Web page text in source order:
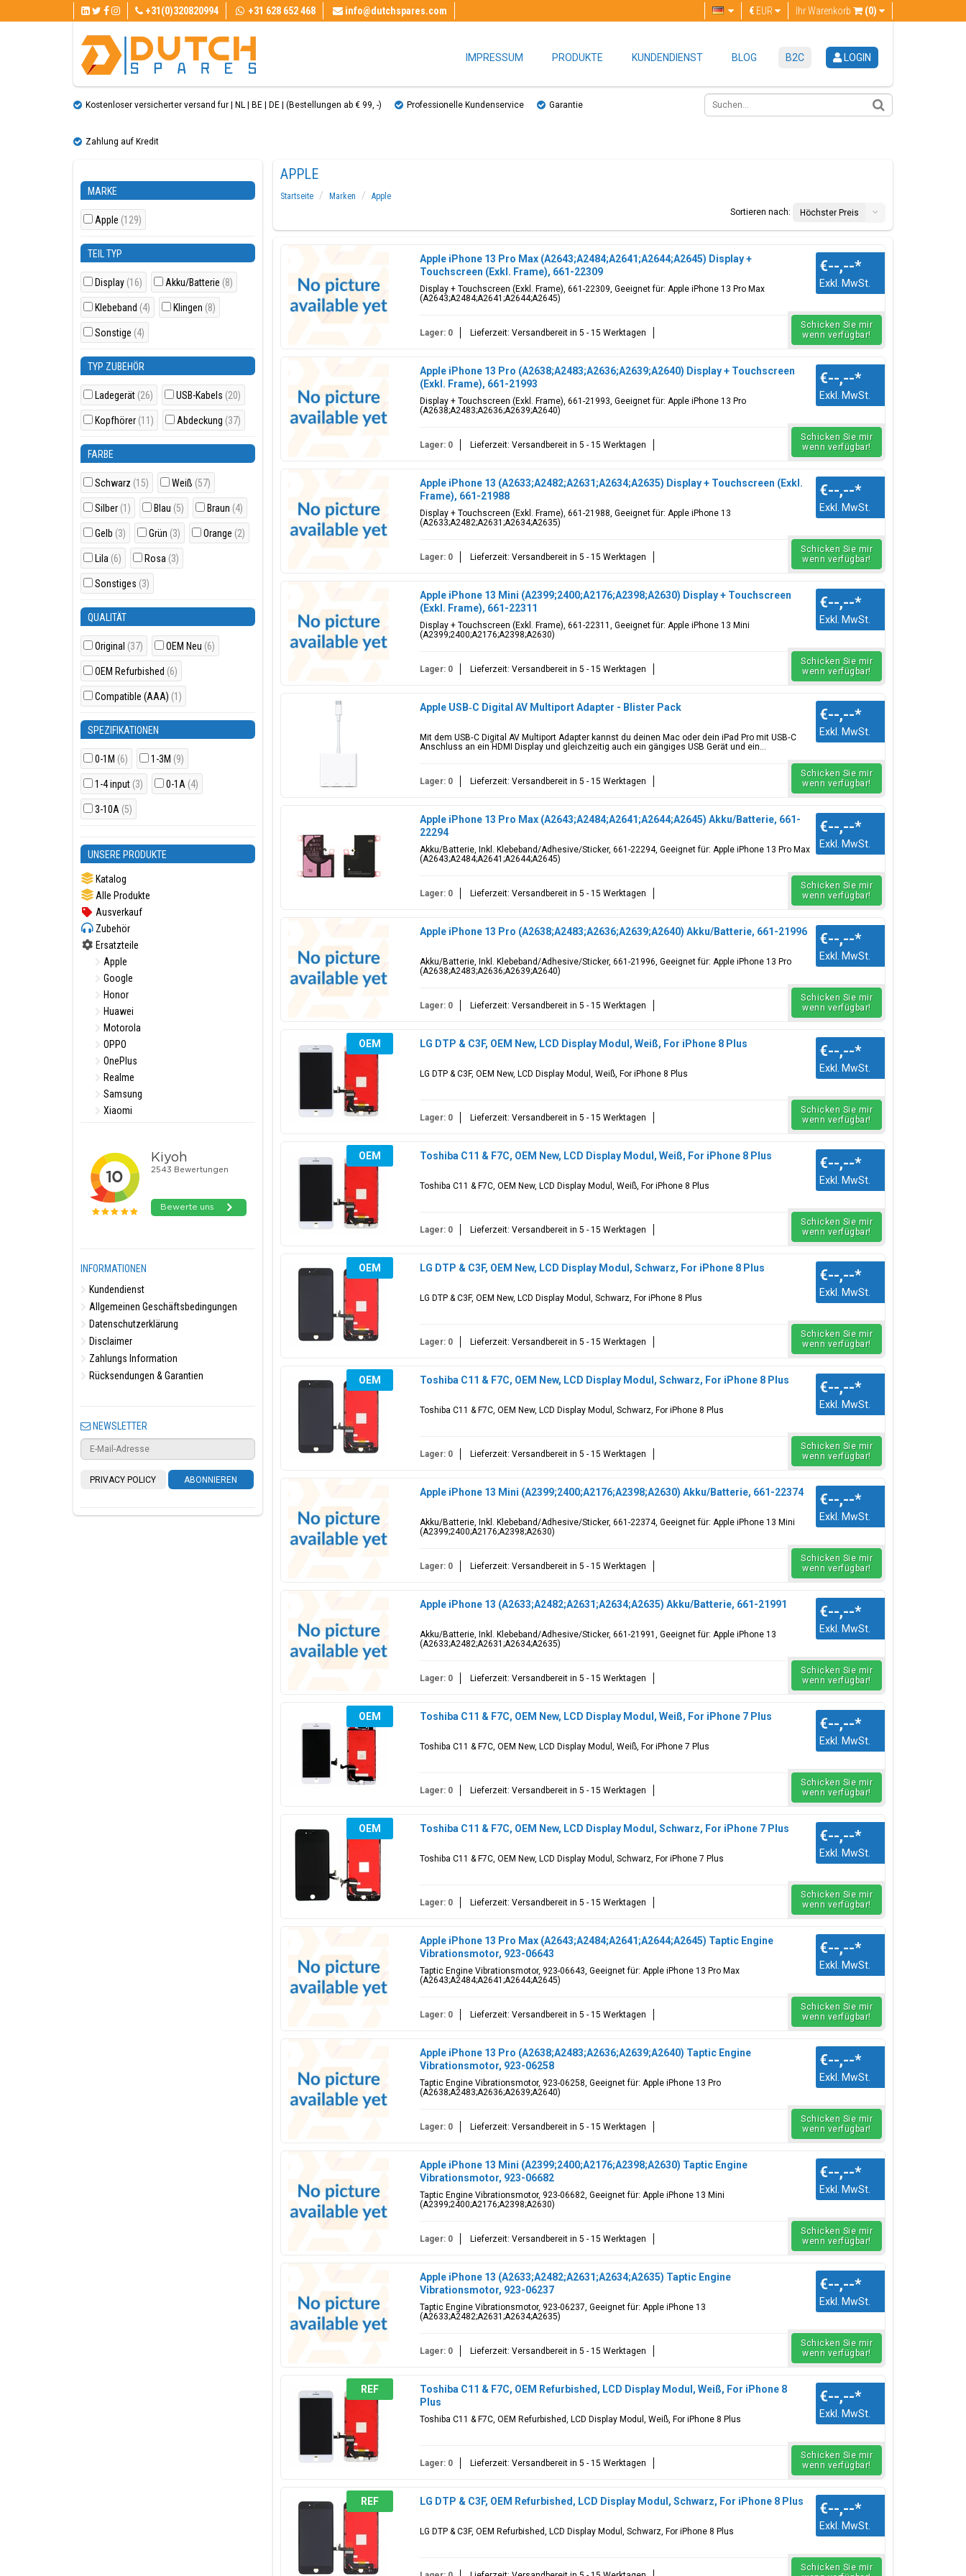
+31(0)320820994 +31 628 652 468 info@dutchspares.com Ihr Warenkorb (0)
€ EUR
IMPRESSUM PRODUKTE KUNDENDIENST BLOG B2C LOGIN
Kostenloser versicherter versand fur | NL | BE | DE | (Bestellungen ab € 99, ​​-) Professionelle Kundenservice Garantie
Zahlung auf Kredit
MARKE
Apple (129)
TEIL TYP
Display (16) Akku/Batterie (8)
Klebeband (4) Klingen (8)
Sonstige (4)
TYP ZUBEHÖR
Ladegerät (26) USB-Kabels (20)
Kopfhörer (11) Abdeckung (37)
FARBE
Schwarz (15) Weiß (57)
Silber (1) Blau (5) Braun (4)
Gelb (3) Grün (3) Orange (2)
Lila (6) Rosa (3)
Sonstiges (3)
QUALITÄT
Original (37) OEM Neu (6)
OEM Refurbished (6)
Compatible (AAA) (1)
SPEZIFIKATIONEN
0-1M (6) 1-3M (9)
1-4 input (3) 0-1A (4)
3-10A (5)
UNSERE PRODUKTE
Katalog
Alle Produkte
Ausverkauf
Zubehör
Ersatzteile
Apple
Google
Honor
Huawei
Motorola
OPPO
OnePlus
Realme
Samsung
Xiaomi
INFORMATIONEN
Kundendienst
Allgemeinen Geschäftsbedingungen
Datenschutzerklärung
Disclaimer
Zahlungs Information
Rücksendungen & Garantien
NEWSLETTER
PRIVACY POLICY ABONNIEREN
APPLE
Startseite Marken
Apple
Sortieren nach:
Höchster Preis
Apple iPhone 13 Pro Max (A2643;A2484;A2641;A2644;A2645) Display +
Touchscreen (Exkl. Frame), 661-22309
Display + Touchscreen (Exkl. Frame), 661-22309, Geeignet für: Apple iPhone 13 Pro Max
(A2643;A2484;A2641;A2644;A2645)
€--,--*
Exkl. MwSt.
Lager: 0 Lieferzeit: Versandbereit in 5 - 15 Werktagen
Schicken Sie mir
wenn verfügbar!
Apple iPhone 13 Pro (A2638;A2483;A2636;A2639;A2640) Display + Touchscreen
(Exkl. Frame), 661-21993
Display + Touchscreen (Exkl. Frame), 661-21993, Geeignet für: Apple iPhone 13 Pro
(A2638;A2483;A2636;A2639;A2640)
€--,--*
Exkl. MwSt.
Lager: 0 Lieferzeit: Versandbereit in 5 - 15 Werktagen
Schicken Sie mir
wenn verfügbar!
Apple iPhone 13 (A2633;A2482;A2631;A2634;A2635) Display + Touchscreen (Exkl.
Frame), 661-21988
Display + Touchscreen (Exkl. Frame), 661-21988, Geeignet für: Apple iPhone 13
(A2633;A2482;A2631;A2634;A2635)
€--,--*
Exkl. MwSt.
Lager: 0 Lieferzeit: Versandbereit in 5 - 15 Werktagen
Schicken Sie mir
wenn verfügbar!
Apple iPhone 13 Mini (A2399;2400;A2176;A2398;A2630) Display + Touchscreen
(Exkl. Frame), 661-22311
Display + Touchscreen (Exkl. Frame), 661-22311, Geeignet für: Apple iPhone 13 Mini
(A2399;2400;A2176;A2398;A2630)
€--,--*
Exkl. MwSt.
Lager: 0 Lieferzeit: Versandbereit in 5 - 15 Werktagen
Schicken Sie mir
wenn verfügbar!
Apple USB‑C Digital AV Multiport Adapter - Blister Pack
Mit dem USB‑C Digital AV Multiport Adapter kannst du deinen Mac oder dein iPad Pro mit USB‑C
Anschluss an ein HDMI Display und gleichzeitig auch ein gängiges USB Gerät und ein...
€--,--*
Exkl. MwSt.
Lager: 0 Lieferzeit: Versandbereit in 5 - 15 Werktagen
Schicken Sie mir
wenn verfügbar!
Apple iPhone 13 Pro Max (A2643;A2484;A2641;A2644;A2645) Akku/Batterie, 661-
22294
Akku/Batterie, Inkl. Klebeband/Adhesive/Sticker, 661-22294, Geeignet für: Apple iPhone 13 Pro Max
(A2643;A2484;A2641;A2644;A2645)
€--,--*
Exkl. MwSt.
Lager: 0 Lieferzeit: Versandbereit in 5 - 15 Werktagen
Schicken Sie mir
wenn verfügbar!
Apple iPhone 13 Pro (A2638;A2483;A2636;A2639;A2640) Akku/Batterie, 661-21996
Akku/Batterie, Inkl. Klebeband/Adhesive/Sticker, 661-21996, Geeignet für: Apple iPhone 13 Pro
(A2638;A2483;A2636;A2639;A2640)
€--,--*
Exkl. MwSt.
Lager: 0 Lieferzeit: Versandbereit in 5 - 15 Werktagen
Schicken Sie mir
wenn verfügbar!
OEM LG DTP & C3F, OEM New, LCD Display Modul, Weiß, For iPhone 8 Plus
LG DTP & C3F, OEM New, LCD Display Modul, Weiß, For iPhone 8 Plus
€--,--*
Exkl. MwSt.
Lager: 0 Lieferzeit: Versandbereit in 5 - 15 Werktagen
Schicken Sie mir
wenn verfügbar!
OEM Toshiba C11 & F7C, OEM New, LCD Display Modul, Weiß, For iPhone 8 Plus
Toshiba C11 & F7C, OEM New, LCD Display Modul, Weiß, For iPhone 8 Plus
€--,--*
Exkl. MwSt.
Lager: 0 Lieferzeit: Versandbereit in 5 - 15 Werktagen
Schicken Sie mir
wenn verfügbar!
OEM LG DTP & C3F, OEM New, LCD Display Modul, Schwarz, For iPhone 8 Plus
LG DTP & C3F, OEM New, LCD Display Modul, Schwarz, For iPhone 8 Plus
€--,--*
Exkl. MwSt.
Lager: 0 Lieferzeit: Versandbereit in 5 - 15 Werktagen
Schicken Sie mir
wenn verfügbar!
OEM Toshiba C11 & F7C, OEM New, LCD Display Modul, Schwarz, For iPhone 8 Plus
Toshiba C11 & F7C, OEM New, LCD Display Modul, Schwarz, For iPhone 8 Plus
€--,--*
Exkl. MwSt.
Lager: 0 Lieferzeit: Versandbereit in 5 - 15 Werktagen
Schicken Sie mir
wenn verfügbar!
Apple iPhone 13 Mini (A2399;2400;A2176;A2398;A2630) Akku/Batterie, 661-22374
Akku/Batterie, Inkl. Klebeband/Adhesive/Sticker, 661-22374, Geeignet für: Apple iPhone 13 Mini
(A2399;2400;A2176;A2398;A2630)
€--,--*
Exkl. MwSt.
Lager: 0 Lieferzeit: Versandbereit in 5 - 15 Werktagen
Schicken Sie mir
wenn verfügbar!
Apple iPhone 13 (A2633;A2482;A2631;A2634;A2635) Akku/Batterie, 661-21991
Akku/Batterie, Inkl. Klebeband/Adhesive/Sticker, 661-21991, Geeignet für: Apple iPhone 13
(A2633;A2482;A2631;A2634;A2635)
€--,--*
Exkl. MwSt.
Lager: 0 Lieferzeit: Versandbereit in 5 - 15 Werktagen
Schicken Sie mir
wenn verfügbar!
OEM Toshiba C11 & F7C, OEM New, LCD Display Modul, Weiß, For iPhone 7 Plus
Toshiba C11 & F7C, OEM New, LCD Display Modul, Weiß, For iPhone 7 Plus
€--,--*
Exkl. MwSt.
Lager: 0 Lieferzeit: Versandbereit in 5 - 15 Werktagen
Schicken Sie mir
wenn verfügbar!
OEM Toshiba C11 & F7C, OEM New, LCD Display Modul, Schwarz, For iPhone 7 Plus
Toshiba C11 & F7C, OEM New, LCD Display Modul, Schwarz, For iPhone 7 Plus
€--,--*
Exkl. MwSt.
Lager: 0 Lieferzeit: Versandbereit in 5 - 15 Werktagen
Schicken Sie mir
wenn verfügbar!
Apple iPhone 13 Pro Max (A2643;A2484;A2641;A2644;A2645) Taptic Engine
Vibrationsmotor, 923-06643
Taptic Engine Vibrationsmotor, 923-06643, Geeignet für: Apple iPhone 13 Pro Max
(A2643;A2484;A2641;A2644;A2645)
€--,--*
Exkl. MwSt.
Lager: 0 Lieferzeit: Versandbereit in 5 - 15 Werktagen
Schicken Sie mir
wenn verfügbar!
Apple iPhone 13 Pro (A2638;A2483;A2636;A2639;A2640) Taptic Engine
Vibrationsmotor, 923-06258
Taptic Engine Vibrationsmotor, 923-06258, Geeignet für: Apple iPhone 13 Pro
(A2638;A2483;A2636;A2639;A2640)
€--,--*
Exkl. MwSt.
Lager: 0 Lieferzeit: Versandbereit in 5 - 15 Werktagen
Schicken Sie mir
wenn verfügbar!
Apple iPhone 13 Mini (A2399;2400;A2176;A2398;A2630) Taptic Engine
Vibrationsmotor, 923-06682
Taptic Engine Vibrationsmotor, 923-06682, Geeignet für: Apple iPhone 13 Mini
(A2399;2400;A2176;A2398;A2630)
€--,--*
Exkl. MwSt.
Lager: 0 Lieferzeit: Versandbereit in 5 - 15 Werktagen
Schicken Sie mir
wenn verfügbar!
Apple iPhone 13 (A2633;A2482;A2631;A2634;A2635) Taptic Engine
Vibrationsmotor, 923-06237
Taptic Engine Vibrationsmotor, 923-06237, Geeignet für: Apple iPhone 13
(A2633;A2482;A2631;A2634;A2635)
€--,--*
Exkl. MwSt.
Lager: 0 Lieferzeit: Versandbereit in 5 - 15 Werktagen
Schicken Sie mir
wenn verfügbar!
REF
Toshiba C11 & F7C, OEM Refurbished, LCD Display Modul, Weiß, For iPhone 8
Plus
Toshiba C11 & F7C, OEM Refurbished, LCD Display Modul, Weiß, For iPhone 8 Plus
€--,--*
Exkl. MwSt.
Lager: 0 Lieferzeit: Versandbereit in 5 - 15 Werktagen
Schicken Sie mir
wenn verfügbar!
REF LG DTP & C3F, OEM Refurbished, LCD Display Modul, Schwarz, For iPhone 8 Plus
LG DTP & C3F, OEM Refurbished, LCD Display Modul, Schwarz, For iPhone 8 Plus
€--,--*
Exkl. MwSt.
Schicken Sie mir